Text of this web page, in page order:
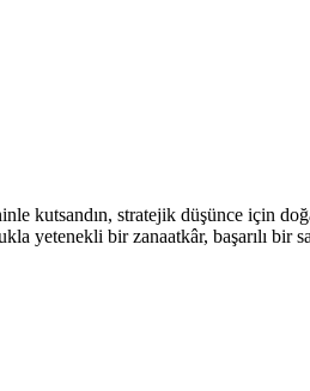
kutsandın, stratejik düşünce için
yetenekli bir zanaatkâr, başarılı bir